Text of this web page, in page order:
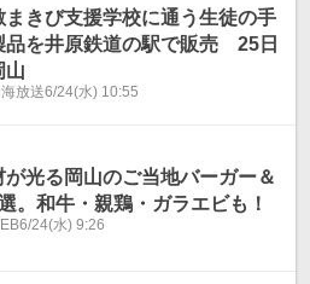
まきび支援学校に通う生徒の手
品を井原鉄道の駅で販売 25日
放送6/24(水) 10:55
が光る岡山のご当地バーガー＆
。和牛・親鶏・ガラエビも！
6/24(水) 9:26